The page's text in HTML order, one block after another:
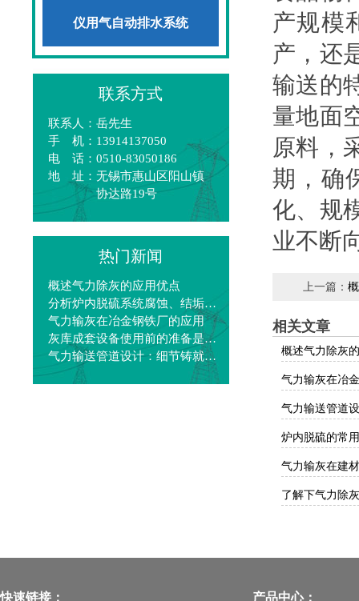
仪用气自动排水系统
联系方式
联系人：岳先生
手 机：13914137050
电 话：0510-83050186
地 址：无锡市惠山区阳山镇
协达路19号
热门新闻
概述气力除灰的应用优点
分析炉内脱硫系统腐蚀、结垢问题及解决办法
气力输灰在冶金钢铁厂的应用
灰库成套设备使用前的准备是怎样的？
气力输送管道设计：细节铸就传输
产规模
产，还
输送的
量地面
原料，
期，确
化、规
业不断
上一篇：
相关文章
概述气力除灰
气力输灰在冶
气力输送管道
炉内脱硫的常
气力输灰在建
了解下气力除
快速链接： 产品中心：